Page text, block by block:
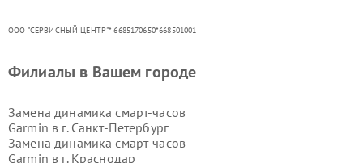
ООО "СЕРВИСНЫЙ ЦЕНТР"* 6685170650*668501001
Филиалы в Вашем городе
Замена динамика смарт-часов
Garmin в г. Санкт-Петербург
Замена динамика смарт-часов
Garmin в г. Краснодар